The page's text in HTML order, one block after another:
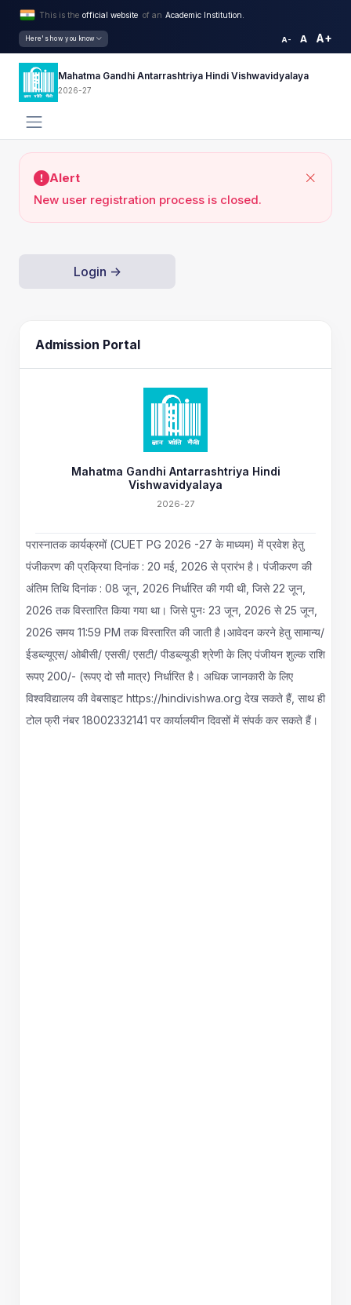
This is the official website of an Academic Institution.
Here's how you know A- A A+
Mahatma Gandhi Antarrashtriya Hindi Vishwavidyalaya
2026-27
Alert
New user registration process is closed.
Login ->
Admission Portal
Mahatma Gandhi Antarrashtriya Hindi
Vishwavidyalaya
2026-27
परास्नातक कार्यक्रमों (CUET PG 2026 -27 के माध्यम) में प्रवेश हेतु
पंजीकरण की प्रक्रिया दिनांक : 20 मई, 2026 से प्रारंभ है। पंजीकरण की
अंतिम तिथि दिनांक : 08 जून, 2026 निर्धारित की गयी थी, जिसे 22 जून,
2026 तक विस्तारित किया गया था। जिसे पुनः 23 जून, 2026 से 25 जून,
2026 समय 11:59 PM तक विस्तारित की जाती है।आवेदन करने हेतु सामान्य/
ईडब्ल्यूएस/ ओबीसी/ एससी/ एसटी/ पीडब्ल्यूडी श्रेणी के लिए पंजीयन शुल्क राशि
रूपए 200/- (रूपए दो सौ मात्र) निर्धारित है। अधिक जानकारी के लिए
विश्वविद्यालय की वेबसाइट https://hindivishwa.org देख सकते हैं, साथ ही
टोल फ्री नंबर 18002332141 पर कार्यालयीन दिवसों में संपर्क कर सकते हैं।